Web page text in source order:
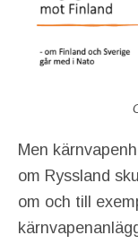
Men
om Ryssland
om och till